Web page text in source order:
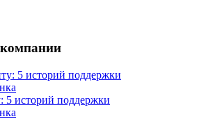
5 историй поддержки